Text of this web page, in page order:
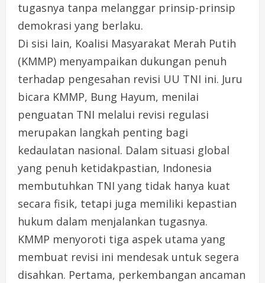
tugasnya tanpa melanggar prinsip-prinsip
demokrasi yang berlaku.
Di sisi lain, Koalisi Masyarakat Merah Putih
(KMMP) menyampaikan dukungan penuh
terhadap pengesahan revisi UU TNI ini. Juru
bicara KMMP, Bung Hayum, menilai
penguatan TNI melalui revisi regulasi
merupakan langkah penting bagi
kedaulatan nasional. Dalam situasi global
yang penuh ketidakpastian, Indonesia
membutuhkan TNI yang tidak hanya kuat
secara fisik, tetapi juga memiliki kepastian
hukum dalam menjalankan tugasnya.
KMMP menyoroti tiga aspek utama yang
membuat revisi ini mendesak untuk segera
disahkan. Pertama, perkembangan ancaman